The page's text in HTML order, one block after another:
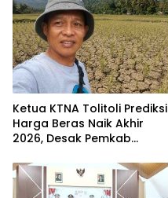
Ketua KTNA Tolitoli Prediksi
Harga Beras Naik Akhir
2026, Desak Pemkab